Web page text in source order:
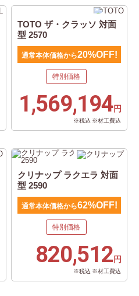
TOTO ザ・クラッソ 対面
型 2570
通常本体価格から20%OFF!
特別価格
1,569,194円
※税込 ※材工費込
クリナップ ラクエラ 対面
型 2590
通常本体価格から62%OFF!
特別価格
820,512 円
※税込 ※材工費込